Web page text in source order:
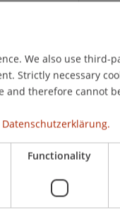
die
mit der
ist und
We also use third-
Strictly necessary
therefore cannot
Datenschutzerklärung.
Functionality